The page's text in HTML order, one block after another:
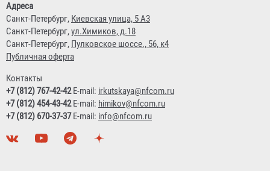
Адреса
Санкт-Петербург, Киевская улица, 5 А3
Санкт-Петербург,ул.Химиков, д.18
Санкт-Петербург, Пулковское шоссе., 56, к4
Публичная оферта
Контакты
+7 (812) 767-42-42E-mail: irkutskaya@nfcom.ru
+7 (812) 454-43-42E-mail: himikov@nfcom.ru
+7 (812) 670-37-37E-mail: info@nfcom.ru